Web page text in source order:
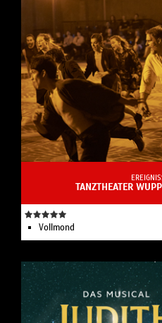
TANZTHEATER
Vollmond